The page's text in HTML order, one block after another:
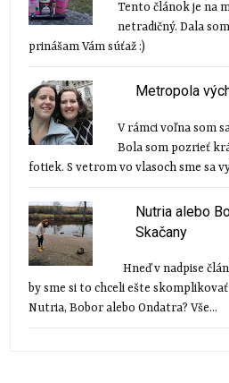
Tento článok je na
netradičný. Dala
prinášam Vám súťaž :)
Metropola
V rámci voľna som
Bola som pozrieť
fotiek. S vetrom vo vlasoch sme sa
Nutria alebo
Skačany
Hneď v nadpise
by sme si to chceli ešte
Nutria, Bobor alebo Ondatra? Vše...